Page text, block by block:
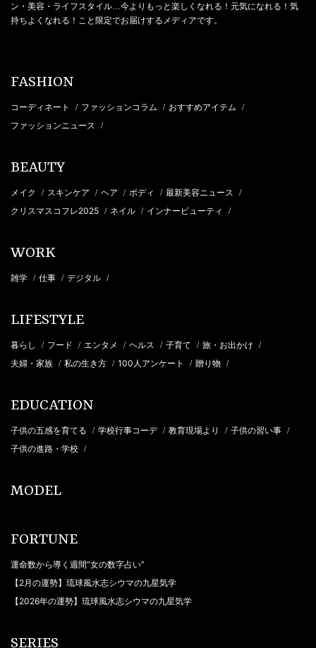
ン・美容・ライフスタイル…今よりもっと楽しくなれる！元気になれる！気
持ちよくなれる！こと限定でお届けするメディアです。
FASHION
コーディネート / ファッションコラム / おすすめアイテム /
ファッションニュース /
BEAUTY
メイク / スキンケア / ヘア / ボディ / 最新美容ニュース /
クリスマスコフレ2025 / ネイル / インナービューティ /
WORK
雑学 / 仕事 / デジタル /
LIFESTYLE
暮らし / フード / エンタメ / ヘルス / 子育て / 旅・お出かけ /
夫婦・家族 / 私の生き方 / 100人アンケート / 贈り物 /
EDUCATION
子供の五感を育てる / 学校行事コーデ / 教育現場より / 子供の習い事 /
子供の進路・学校 /
MODEL
FORTUNE
運命数から導く週間“女の数字占い”
【2月の運勢】琉球風水志シウマの九星気学
【2026年の運勢】琉球風水志シウマの九星気学
SERIES